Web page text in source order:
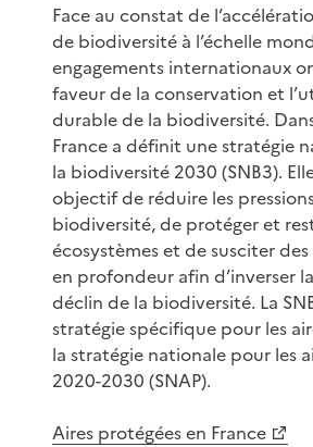
Face au constat de
de biodiversité à l’échelle
engagements internationaux
faveur de la conservation et
durable de la biodiversité.
France a définit une stratégie
la biodiversité 2030 (SNB3).
objectif de réduire les
biodiversité, de protéger et
écosystèmes et de susciter
en profondeur afin d’inverser
déclin de la biodiversité. La
stratégie spécifique pour les
la stratégie nationale pour les
2020-2030 (SNAP).
Aires protégées en France